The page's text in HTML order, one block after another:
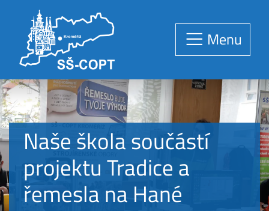
Menu
Naše škola součástí
projektu Tradice a
řemesla na Hané